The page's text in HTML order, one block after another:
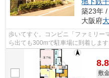
築23年 /
大阪府
歩いてすぐ。コンビニ「ファミリー
ら出ても300mで駐車場に到着しま
る、2駅利用可能な物件です。ウォ
8.8
敷